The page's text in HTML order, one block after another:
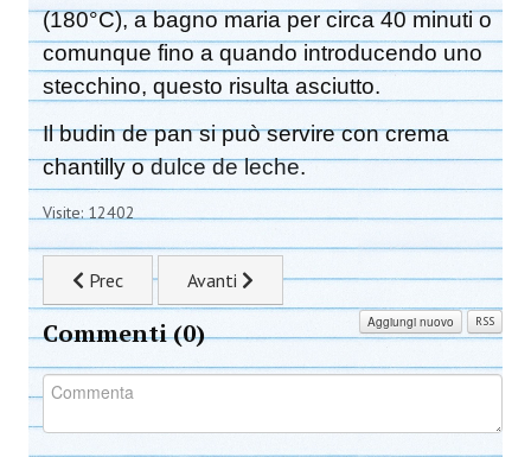
(180°C), a bagno maria per circa 40 minuti o
comunque fino a quando introducendo uno
stecchino, questo risulta asciutto.
Il budin de pan si può servire con crema
chantilly odulce de leche.
Visite: 12402
Articolo precedente: Torta salata al salmone
Prec Articolo successivo: Cupcake alla lavanda
Avanti
Commenti (0) Aggiungi nuovo RSS